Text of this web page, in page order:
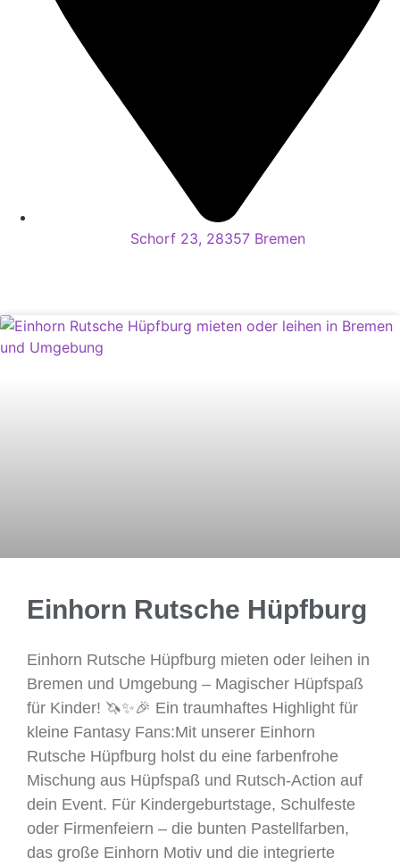
Schorf 23, 28357 Bremen
Einhorn Rutsche Hüpfburg
Einhorn Rutsche Hüpfburg mieten oder leihen in
Bremen und Umgebung – Magischer Hüpfspaß
für Kinder! 🦄✨🎉 Ein traumhaftes Highlight für
kleine Fantasy Fans:Mit unserer Einhorn
Rutsche Hüpfburg holst du eine farbenfrohe
Mischung aus Hüpfspaß und Rutsch-Action auf
dein Event. Für Kindergeburtstage, Schulfeste
oder Firmenfeiern – die bunten Pastellfarben,
das große Einhorn Motiv und die integrierte